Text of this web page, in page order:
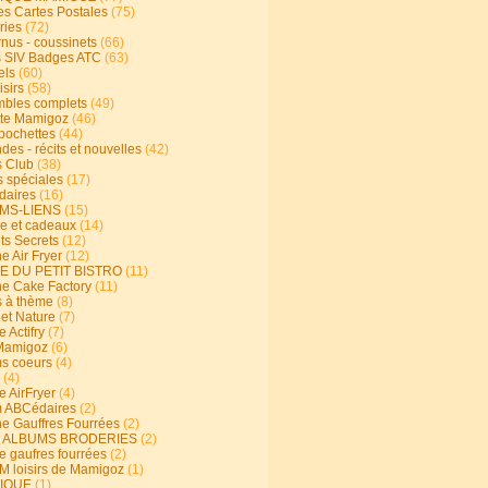
Cartes Postales (75)
(72)
- coussinets (66)
Badges ATC (63)
(60)
(58)
complets (49)
Mamigoz (46)
(44)
- récits et nouvelles (42)
Club (38)
spéciales (17)
(16)
LIENS (15)
et cadeaux (14)
Secrets (12)
Air Fryer (12)
DU PETIT BISTRO (11)
Cake Factory (11)
à thème (8)
Nature (7)
Actifry (7)
(6)
coeurs (4)
(4)
AirFryer (4)
ABCédaires (2)
Gauffres Fourrées (2)
ALBUMS BRODERIES (2)
gaufres fourrées (2)
loisirs de Mamigoz (1)
(1)